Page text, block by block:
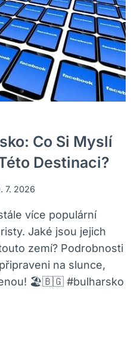
Co Si Myslí
Destinaci?
7. 2026
více populární
Jaké jsou jejich
zemí? Podrobnosti
na slunce,
🏖️🇧🇬 #bulharsko